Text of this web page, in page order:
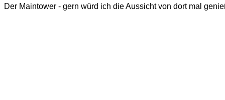
Der Maintower - gern würd ich die Aussicht von dort mal